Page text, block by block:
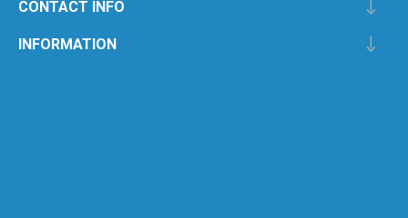
CONTACT INFO
INFORMATION